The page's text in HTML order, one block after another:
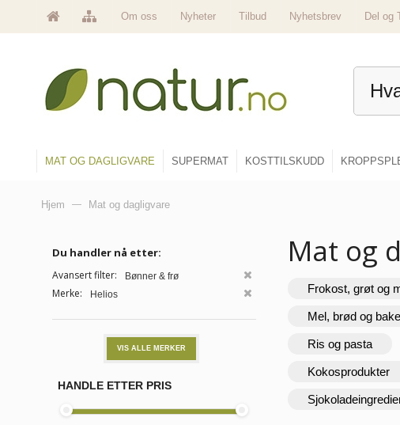
Om oss Nyheter Tilbud Nyhetsbrev Del og
MAT OG DAGLIGVARE SUPERMAT KOSTTILSKUDD
Hjem — Mat og dagligvare
Mat og
Frokost, grøt og
Mel, brød og
Ris og pasta
Kokosprodukter
Du handler nå etter:
Avansert filter: Bønner & frø
Merke: Helios
VIS ALLE MERKER
HANDLE ETTER PRIS